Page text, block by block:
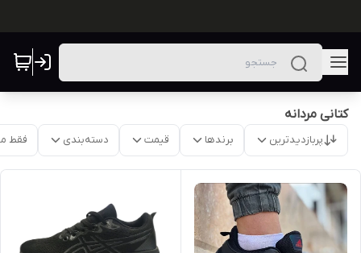
کتانی مردانه
پربازدیدترین برندها قیمت دسته‌بندی فقط